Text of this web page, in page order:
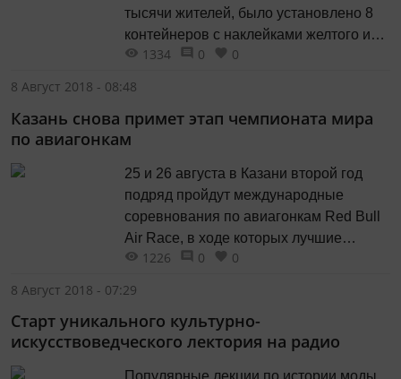
тысячи жителей, было установлено 8
контейнеров с наклейками желтого и
серого цвета. На них на русском и
контейнер. Этим информирование
жителей не ограничивается - в
подъездах висят информационные
плакаты, в...
1334 0
0
8 Август 2018 - 08:48
Казань снова примет этап чемпионата мира
по авиагонкам
25 и 26 августа в Казани второй год
подряд пройдут международные
соревнования по авиагонкам Red Bull
Air Race, в ходе которых лучшие
пилоты на легкомоторных самолетах
низковысотных трасс. В 2017 году
столица Татарстана уже принимала
первый в истории российский этап
1226 0
0
8 Август 2018 - 07:29
Старт уникального культурно-
искусствоведческого лектория на радио